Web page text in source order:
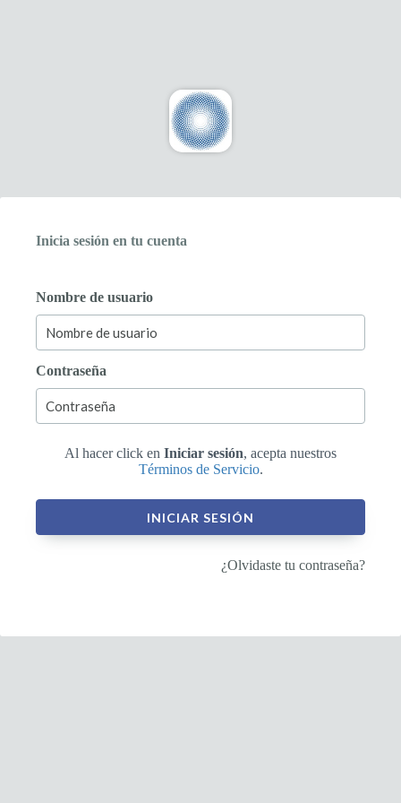
Inicia sesión en tu cuenta
Nombre de usuario
Contraseña
Al hacer click en Iniciar sesión, acepta nuestros
Términos de Servicio.
INICIAR SESIÓN
¿Olvidaste tu contraseña?